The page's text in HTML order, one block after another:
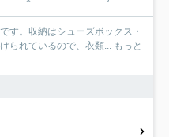
す。収納はシューズボックス・
られているので、衣類...
もっと